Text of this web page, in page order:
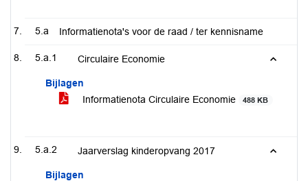
5.a Informatienota's voor de raad / ter kennisname
5.a.1 Circulaire Economie
Bijlagen
Informatienota Circulaire Economie
488 KB
5.a.2 Jaarverslag kinderopvang 2017
Bijlagen